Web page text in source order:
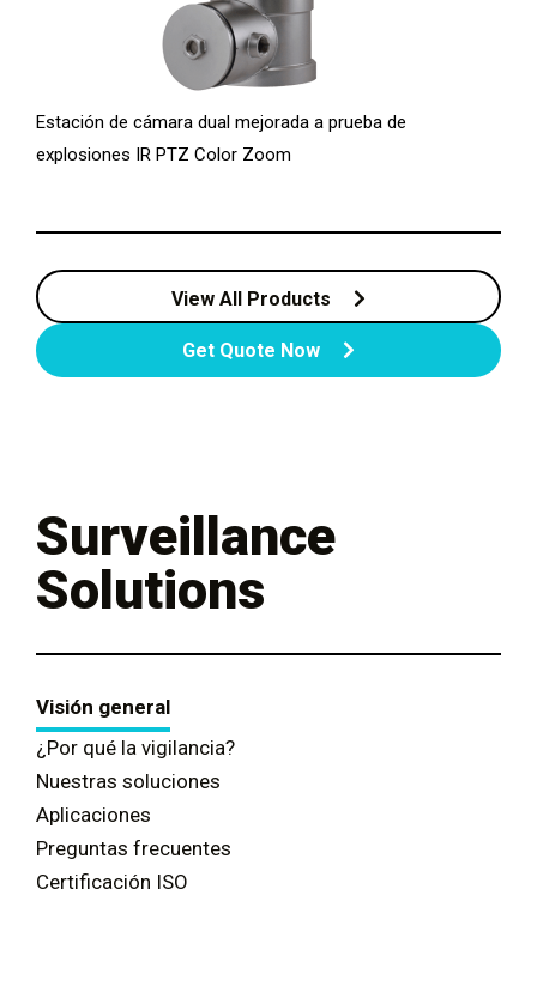
Estación de cámara dual mejorada a prueba de
explosiones IR PTZ Color Zoom
View All Products
Get Quote Now
Surveillance
Solutions
Visión general
¿Por qué la vigilancia?
Nuestras soluciones
Aplicaciones
Preguntas frecuentes
Certificación ISO